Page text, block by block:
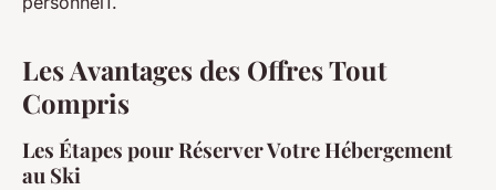
Les Avantages des Offres Tout
Compris
Les Étapes pour Réserver Votre Hébergement
au Ski